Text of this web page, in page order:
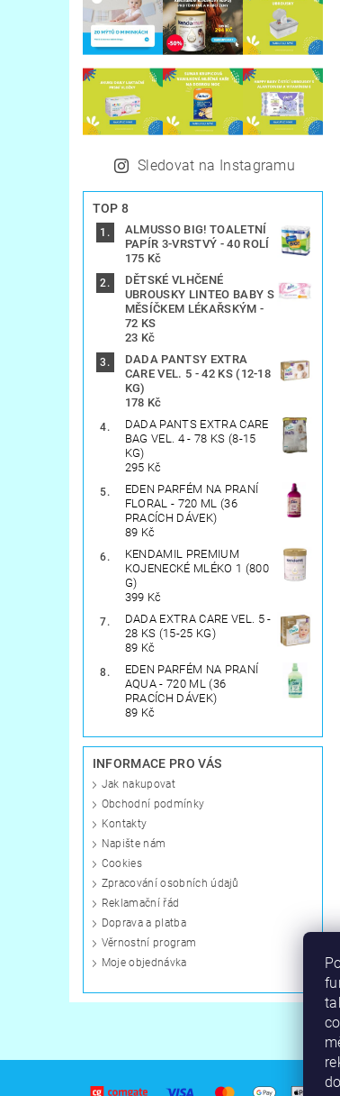
Sledovat na Instagramu
TOP 8
ALMUSSO BIG! TOALETNÍ
PAPÍR 3-VRSTVÝ - 40 ROLÍ
175 Kč
DĚTSKÉ VLHČENÉ
UBROUSKY LINTEO BABY S
MĚSÍČKEM LÉKAŘSKÝM -
72 KS
23 Kč
DADA PANTSY EXTRA
CARE VEL. 5 - 42 KS (12-18
KG)
178 Kč
DADA PANTS EXTRA CARE
BAG VEL. 4 - 78 KS (8-15
KG)
295 Kč
EDEN PARFÉM NA PRANÍ
FLORAL - 720 ML (36
PRACÍCH DÁVEK)
89 Kč
KENDAMIL PREMIUM
KOJENECKÉ MLÉKO 1 (800
G)
399 Kč
DADA EXTRA CARE VEL. 5 -
28 KS (15-25 KG)
89 Kč
EDEN PARFÉM NA PRANÍ
AQUA - 720 ML (36
PRACÍCH DÁVEK)
89 Kč
INFORMACE PRO VÁS
Jak nakupovat
Obchodní podmínky
Kontakty
Napište nám
Cookies
Zpracování osobních údajů
Reklamační řád
Doprava a platba
Věrnostní program
Moje objednávka